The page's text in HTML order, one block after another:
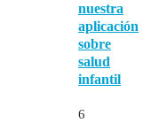
nuestra
aplicación
sobre
salud
infantil
6